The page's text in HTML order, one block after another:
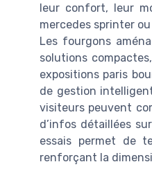
leur confort, leur
mercedes sprinter
Les fourgons
solutions
expositions paris
de gestion
visiteurs peuvent
d’infos détaillées
essais permet de
renforçant la